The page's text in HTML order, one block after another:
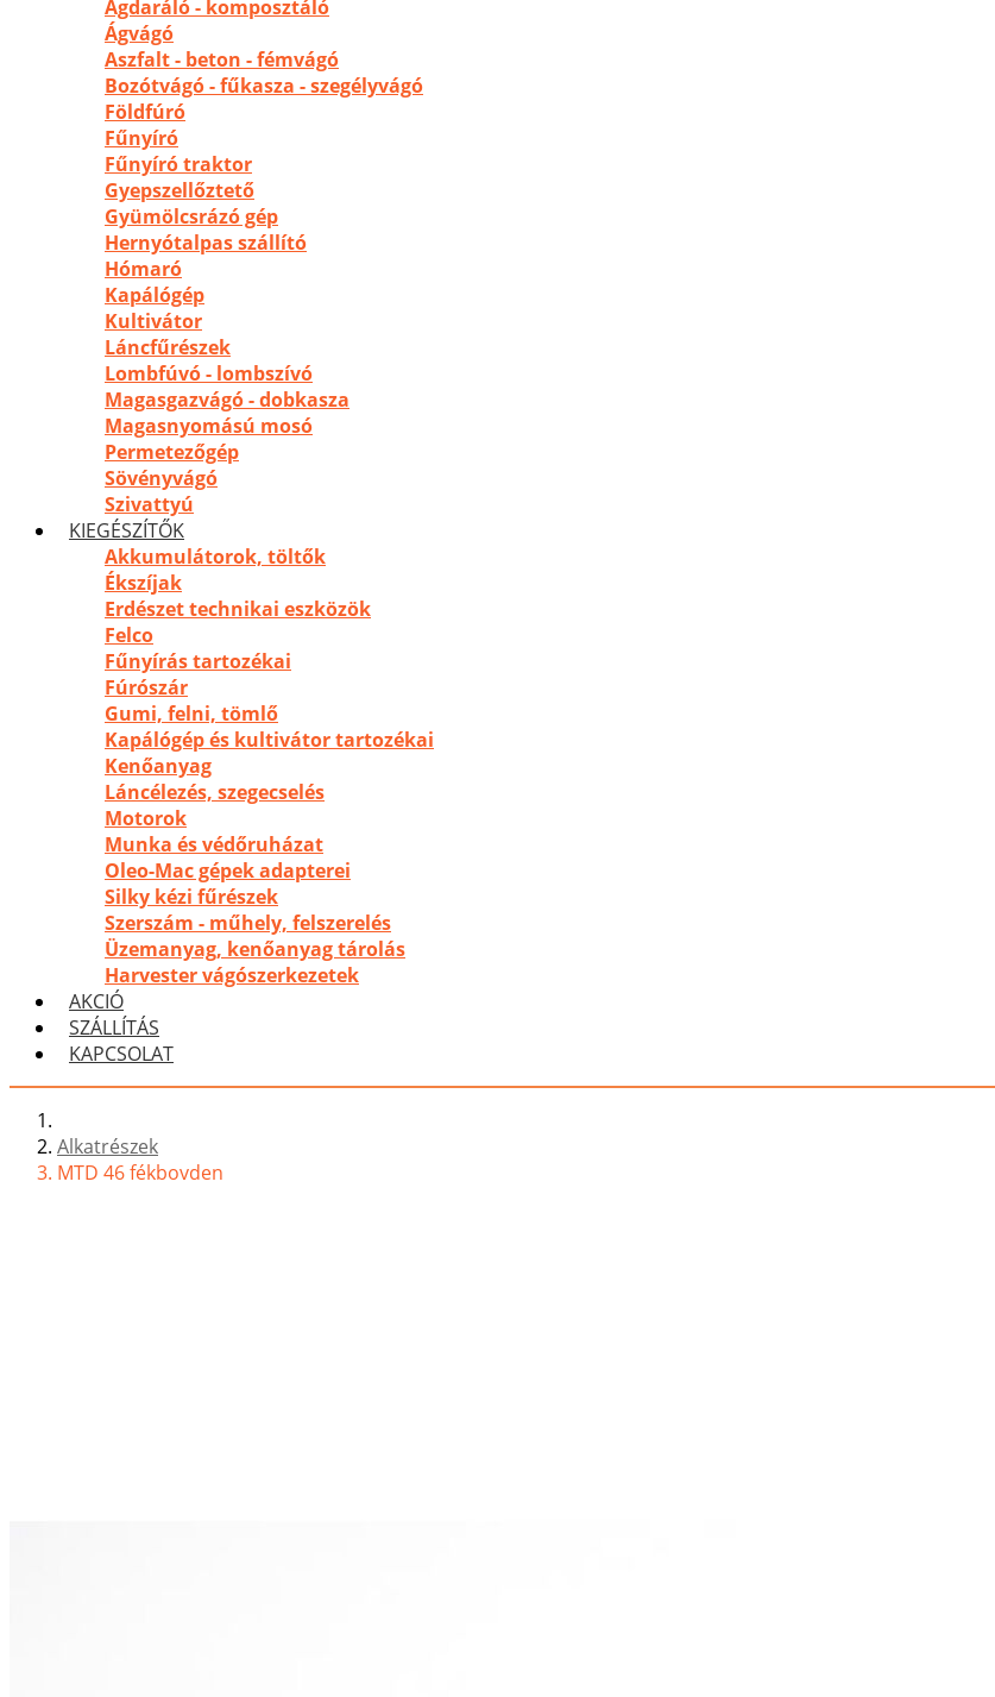
Ágdaráló - komposztáló
Ágvágó
Aszfalt - beton - fémvágó
Bozótvágó - fűkasza - szegélyvágó
Földfúró
Fűnyíró
Fűnyíró traktor
Gyepszellőztető
Gyümölcsrázó gép
Hernyótalpas szállító
Hómaró
Kapálógép
Kultivátor
Láncfűrészek
Lombfúvó - lombszívó
Magasgazvágó - dobkasza
Magasnyomású mosó
Permetezőgép
Sövényvágó
Szivattyú
KIEGÉSZÍTŐK
Akkumulátorok, töltők
Ékszíjak
Erdészet technikai eszközök
Felco
Fűnyírás tartozékai
Fúrószár
Gumi, felni, tömlő
Kapálógép és kultivátor tartozékai
Kenőanyag
Láncélezés, szegecselés
Motorok
Munka és védőruházat
Oleo-Mac gépek adapterei
Silky kézi fűrészek
Szerszám - műhely, felszerelés
Üzemanyag, kenőanyag tárolás
Harvester vágószerkezetek
AKCIÓ
SZÁLLÍTÁS
KAPCSOLAT
Alkatrészek
MTD 46 fékbovden